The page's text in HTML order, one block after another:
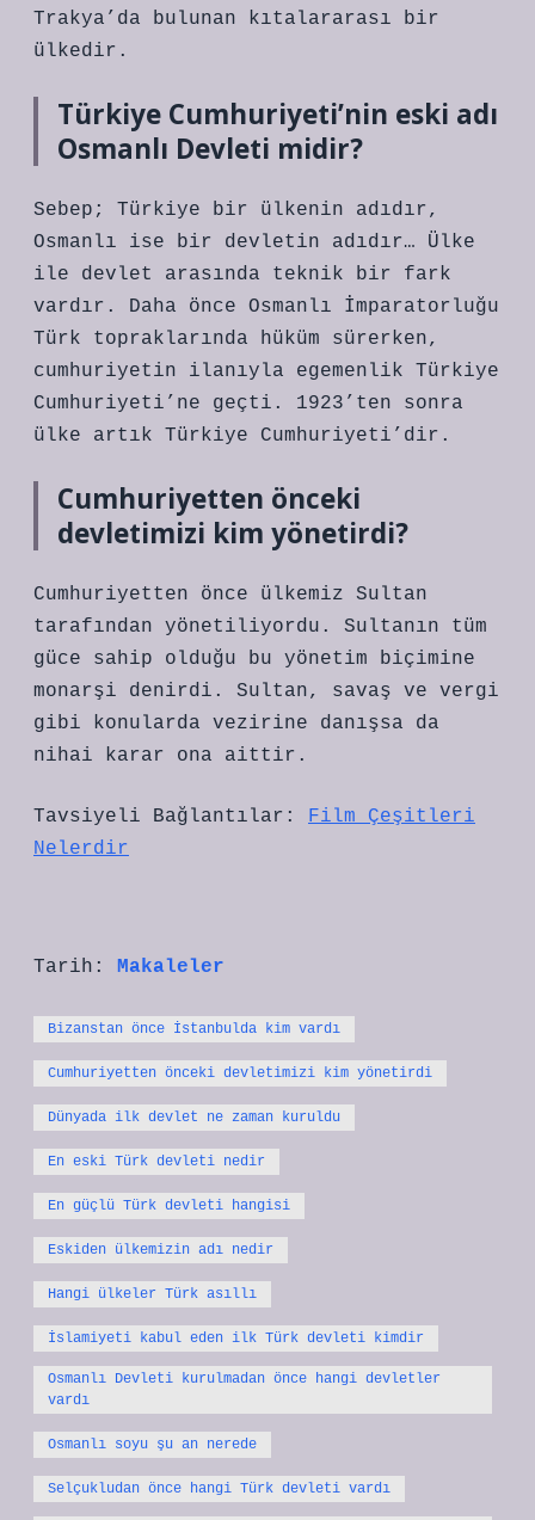
Trakya’da bulunan kıtalararası bir
ülkedir.
Türkiye Cumhuriyeti’nin eski adı
Osmanlı Devleti midir?
Sebep; Türkiye bir ülkenin adıdır,
Osmanlı ise bir devletin adıdır… Ülke
ile devlet arasında teknik bir fark
vardır. Daha önce Osmanlı İmparatorluğu
Türk topraklarında hüküm sürerken,
cumhuriyetin ilanıyla egemenlik Türkiye
Cumhuriyeti’ne geçti. 1923’ten sonra
ülke artık Türkiye Cumhuriyeti’dir.
Cumhuriyetten önceki
devletimizi kim yönetirdi?
Cumhuriyetten önce ülkemiz Sultan
tarafından yönetiliyordu. Sultanın tüm
güce sahip olduğu bu yönetim biçimine
monarşi denirdi. Sultan, savaş ve vergi
gibi konularda vezirine danışsa da
nihai karar ona aittir.
Tavsiyeli Bağlantılar: Film Çeşitleri
Nelerdir
Tarih: Makaleler
Bizanstan önce İstanbulda kim vardı
Cumhuriyetten önceki devletimizi kim yönetirdi
Dünyada ilk devlet ne zaman kuruldu
En eski Türk devleti nedir
En güçlü Türk devleti hangisi
Eskiden ülkemizin adı nedir
Hangi ülkeler Türk asıllı
İslamiyeti kabul eden ilk Türk devleti kimdir
Osmanlı Devleti kurulmadan önce hangi devletler
vardı
Osmanlı soyu şu an nerede
Selçukludan önce hangi Türk devleti vardı